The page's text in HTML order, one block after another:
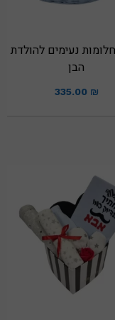
נעימים להולדת
הבן
335.00 ₪